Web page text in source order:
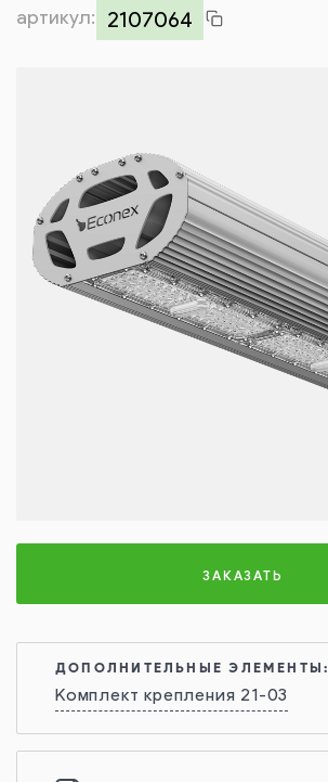
Контакты
артикул: 2107064
ЗАКАЗАТЬ
ДОПОЛНИТЕЛЬНЫЕ ЭЛЕМЕНТЫ:
Комплект крепления 21-03